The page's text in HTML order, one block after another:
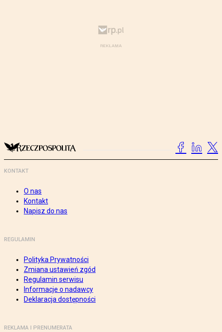
KONTAKT
O nas
Kontakt
Napisz do nas
REGULAMIN
Polityka Prywatności
Zmiana ustawień zgód
Regulamin serwisu
Informacje o nadawcy
Deklaracja dostępności
REKLAMA I PRENUMERATA